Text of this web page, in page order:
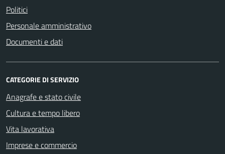
Politici
Personale amministrativo
Documenti e dati
CATEGORIE DI SERVIZIO
Anagrafe e stato civile
Cultura e tempo libero
Vita lavorativa
Imprese e commercio